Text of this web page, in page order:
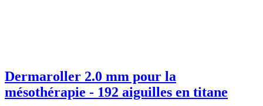
Dermaroller 2.0 mm pour la
mésothérapie - 192 aiguilles en titane